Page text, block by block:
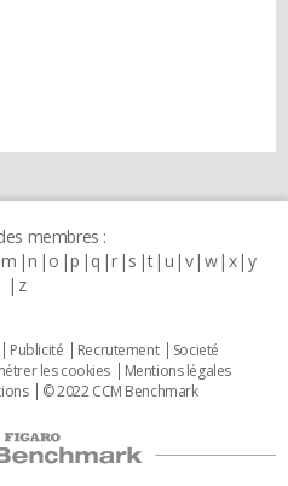
membres :
m n o p q r s t u v w x y
z
Publicité Recrutement
Societé
les cookies
Mentions légales
© 2022 CCM Benchmark